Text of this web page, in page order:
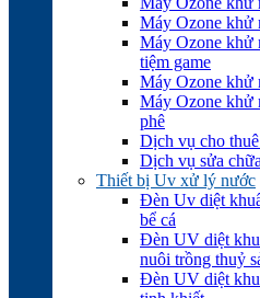
Máy Ozone khử
Máy Ozone khử
tiệm game
Máy Ozone khử
Máy Ozone khử
phê
Dịch vụ cho
Dịch vụ sửa
Thiết bị Uv xử lý nước
Đèn Uv diệt
bể cá
Đèn UV diệt
nuôi trồng thuỷ
Đèn UV diệt